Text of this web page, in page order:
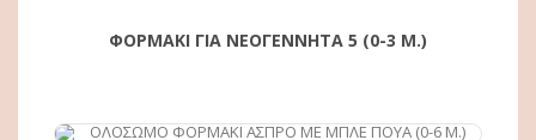
ΦΟΡΜΑΚΙ ΓΙΑ ΝΕΟΓΕΝΝΗΤΑ 5 (0-3 Μ.)
ΑΓΟΡΆ